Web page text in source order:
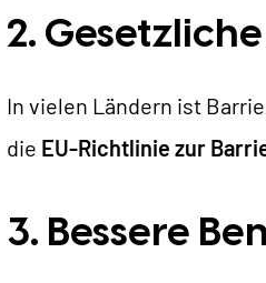
2.
In vielen Ländern ist
die EU-Richtlinie zur
3. Bessere